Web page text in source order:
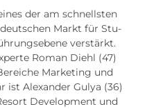
der am schnells­ten
Markt für Stu­
ver­stärkt.
Roman Diehl (47)
Mar­ke­ting und
ist Alex­an­der Gulya (36)
Deve­lo­p­ment und